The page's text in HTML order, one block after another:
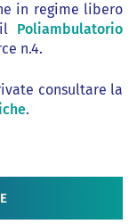
in regime libero
Poliambulatorio
n.4.
consultare la
.